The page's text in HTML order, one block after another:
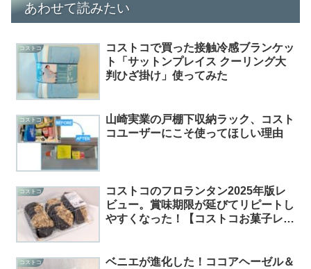
あわせて読みたい
コストコ
コストコで買った接触冷感ブランケッ
ト「サットンプレイス クーリング大
判ひざ掛け」使ってみた
コストコ
山崎実業の戸棚下収納ラック、コスト
コユーザーにこそ使ってほしい理由
コストコ
コストコのフロランタン2025年版レ
ビュー。賞味期限が延びてリピートし
やすくなった！【コストコお菓子レビ
コストコ
ベニエが進化した！ココアヘーゼル＆